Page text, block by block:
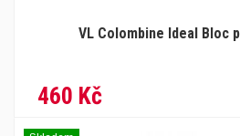
VL Colombine Ideal Bloc
460 Kč